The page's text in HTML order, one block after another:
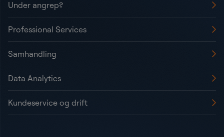
Under angrep?
Professional Services
Samhandling
Data Analytics
Kundeservice og drift